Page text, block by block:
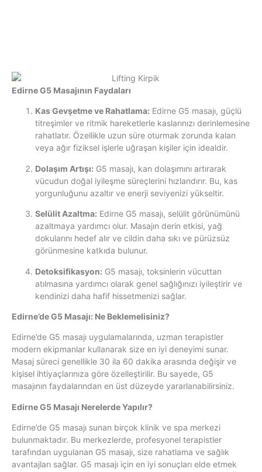
Edirne G5 Masajının Faydaları
Kas Gevşetme ve Rahatlama: Edirne G5 masajı, güçlü
titreşimler ve ritmik hareketlerle kaslarınızı derinlemesine
rahatlatır. Özellikle uzun süre oturmak zorunda kalan
veya ağır fiziksel işlerle uğraşan kişiler için idealdir.
Dolaşım Artışı: G5 masajı, kan dolaşımını artırarak
vücudun doğal iyileşme süreçlerini hızlandırır. Bu, kas
yorgunluğunu azaltır ve enerji seviyenizi yükseltir.
Selülit Azaltma: Edirne G5 masajı, selülit görünümünü
azaltmaya yardımcı olur. Masajın derin etkisi, yağ
dokularını hedef alır ve cildin daha sıkı ve pürüzsüz
görünmesine katkıda bulunur.
Detoksifikasyon: G5 masajı, toksinlerin vücuttan
atılmasına yardımcı olarak genel sağlığınızı iyileştirir ve
kendinizi daha hafif hissetmenizi sağlar.
Edirne’de G5 Masajı: Ne Beklemelisiniz?
Edirne’de G5 masajı uygulamalarında, uzman terapistler
modern ekipmanlar kullanarak size en iyi deneyimi sunar.
Masaj süreci genellikle 30 ila 60 dakika arasında değişir ve
kişisel ihtiyaçlarınıza göre özelleştirilir. Bu sayede, G5
masajının faydalarından en üst düzeyde yararlanabilirsiniz.
Edirne G5 Masajı Nerelerde Yapılır?
Edirne’de G5 masajı sunan birçok klinik ve spa merkezi
bulunmaktadır. Bu merkezlerde, profesyonel terapistler
tarafından uygulanan G5 masajı, size rahatlama ve sağlık
avantajları sağlar. G5 masajı için en iyi sonuçları elde etmek